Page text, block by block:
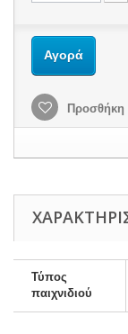
Αγορά
Προσθήκη
Τύπος
παιχνιδιού